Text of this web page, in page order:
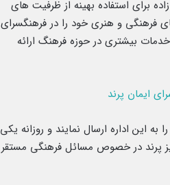
برای استفاده بهینه از ظرفیت های
فرهنگی و هنری خود را در فرهنگسرای
بیشتری در حوزه فرهنگ ارائه
این اداره ارسال نمایند و روزانه یکی
پرند در خصوص مسائل فرهنگی مستقر